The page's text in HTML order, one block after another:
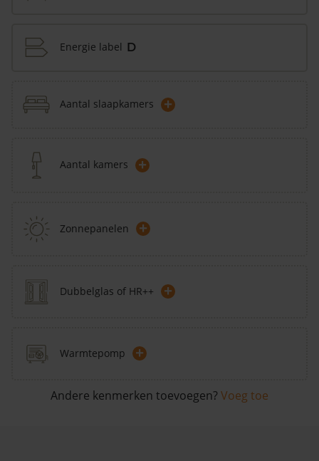
Energie label D
Aantal slaapkamers +
Aantal kamers +
Zonnepanelen +
Dubbelglas of HR++ +
Warmtepomp +
Andere kenmerken toevoegen? Voeg toe